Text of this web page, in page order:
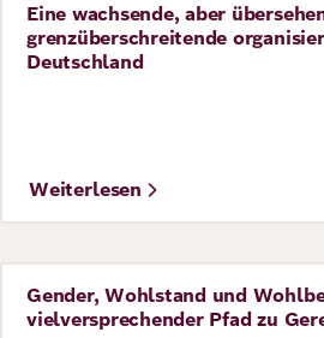
Perspective
Eine wachsende, aber
grenzüberschreitende
Deutschland
Weiterlesen
Perspective
Gender, Wohlstand und
vielversprechender Pfad zu